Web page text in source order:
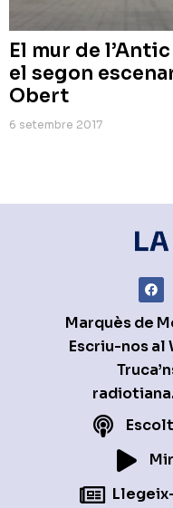
El mur de
el segon
Obert
6 setembre 2017
Marquès de
Escriu-nos al